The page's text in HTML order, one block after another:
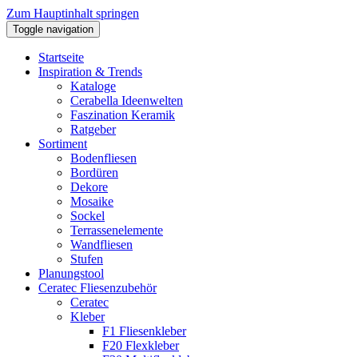
Zum Hauptinhalt springen
Toggle navigation
Startseite
Inspiration & Trends
Kataloge
Cerabella Ideenwelten
Faszination Keramik
Ratgeber
Sortiment
Bodenfliesen
Bordüren
Dekore
Mosaike
Sockel
Terrassenelemente
Wandfliesen
Stufen
Planungstool
Ceratec Fliesenzubehör
Ceratec
Kleber
F1 Fliesenkleber
F20 Flexkleber